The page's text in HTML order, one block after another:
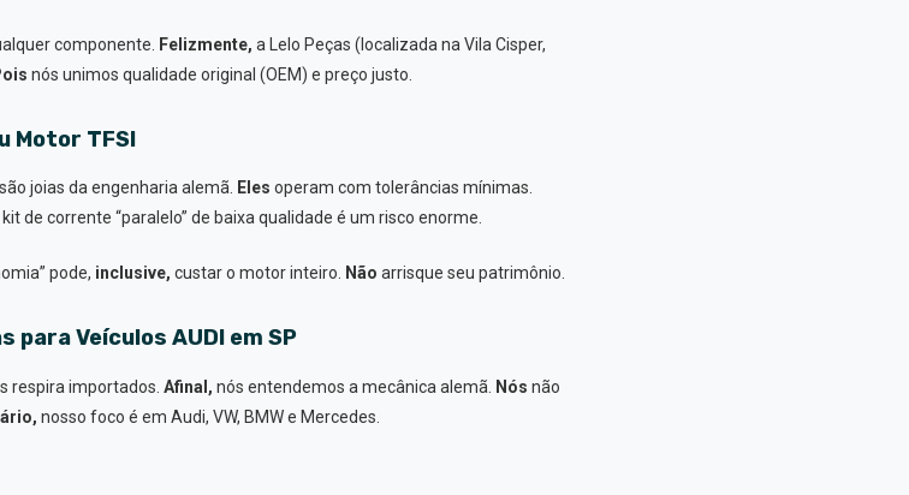
componente. Felizmente, a Lelo Peças (localizada na Vila Cisper,
nós unimos qualidade original (OEM) e preço justo.
Motor TFSI
joias da engenharia alemã. Eles operam com tolerâncias mínimas.
de corrente “paralelo” de baixa qualidade é um risco enorme.
pode, inclusive, custar o motor inteiro. Não arrisque seu patrimônio.
para Veículos AUDI em SP
respira importados. Afinal, nós entendemos a mecânica alemã. Nós não
nosso foco é em Audi, VW, BMW e Mercedes.